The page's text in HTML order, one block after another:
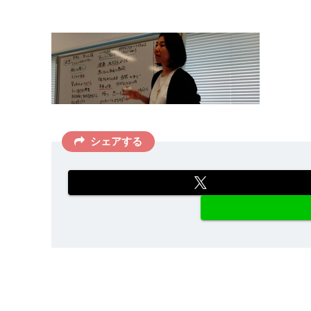
シェアする